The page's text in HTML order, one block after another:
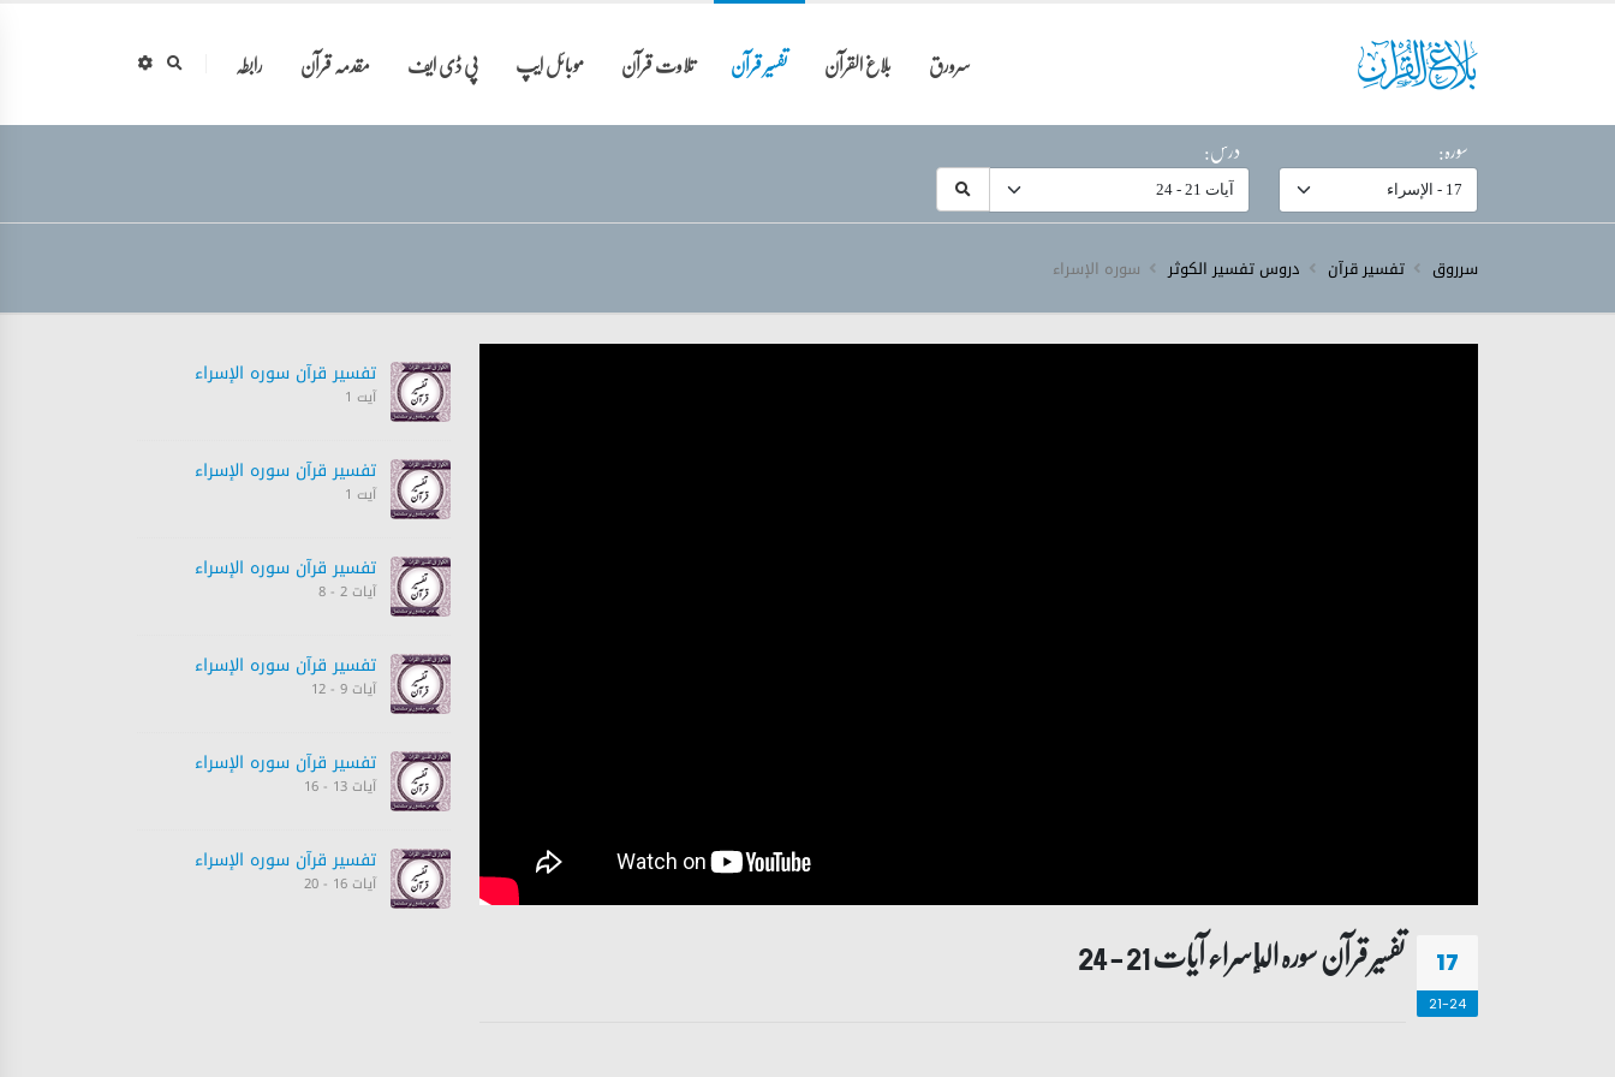
سرورق بلاغ القرآن تفسیر قرآن تلاوت قرآن موبائل ایپ پی ڈی ایف مقدمہ قرآن
رابطہ
سورہ:
درس:
سرروق تفسیر قرآن دروس تفسیر الکوثر سورہ ‎الإسراء
17
21-24
تفسیر قرآن سورہ ‎الإسراء آیات 21 - 24
تفسیر قرآن سورہ ‎الإسراء
آیت 1
تفسیر قرآن سورہ ‎الإسراء
آیت 1
تفسیر قرآن سورہ ‎الإسراء
آیات 2 - 8
تفسیر قرآن سورہ ‎الإسراء
آیات 9 - 12
تفسیر قرآن سورہ ‎الإسراء
آیات 13 - 16
تفسیر قرآن سورہ ‎الإسراء
آیات 16 - 20